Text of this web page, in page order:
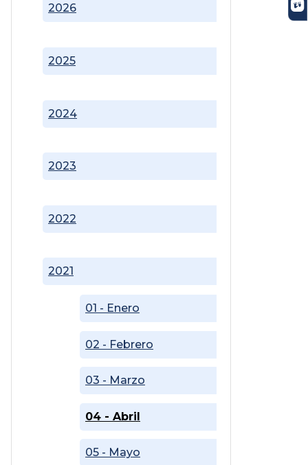
2021
01 - Enero
02 - Febrero
03 - Marzo
04 - Abril
05 - Mayo
2022
2023
2024
2025
2026